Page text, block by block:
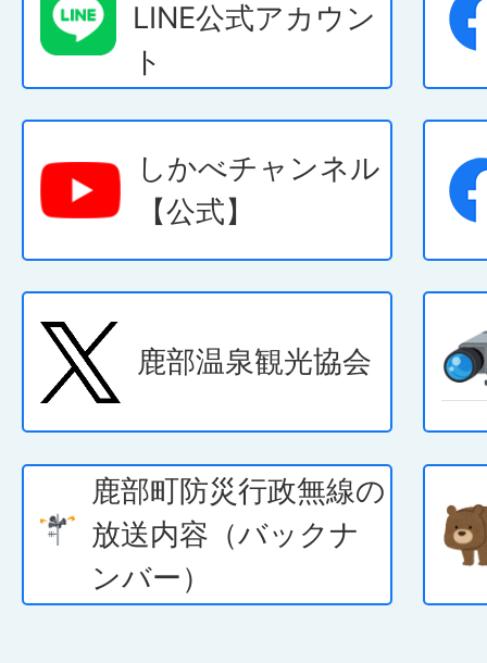
2026年08月04日
第45回しかべ海と温泉
2026年08月04日
鹿部町「地域おこし協
いて（アントレプレナ
推進員）
2026年08月02日
令和7・8年度入札参加
LINE公式アカウン
ト
しかべチャンネル
【公式】
鹿部温泉観光協会
鹿部町防災行政無線の
放送内容（バックナ
ンバー）